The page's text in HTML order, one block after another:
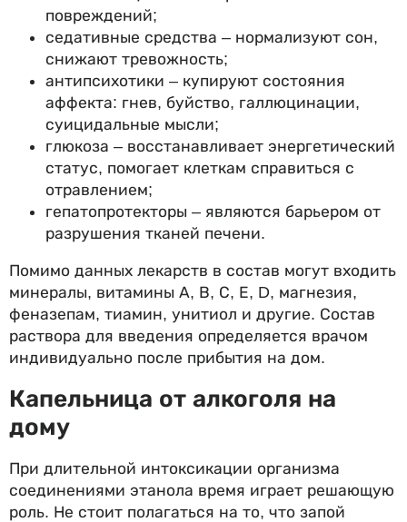
повреждений;
седативные средства – нормализуют сон,
снижают тревожность;
антипсихотики – купируют состояния
аффекта: гнев, буйство, галлюцинации,
суицидальные мысли;
глюкоза – восстанавливает энергетический
статус, помогает клеткам справиться с
отравлением;
гепатопротекторы – являются барьером от
разрушения тканей печени.
Помимо данных лекарств в состав могут входить
минералы, витамины А, В, С, Е, D, магнезия,
феназепам, тиамин, унитиол и другие. Состав
раствора для введения определяется врачом
индивидуально после прибытия на дом.
Капельница от алкоголя на
дому
При длительной интоксикации организма
соединениями этанола время играет решающую
роль. Не стоит полагаться на то, что запой